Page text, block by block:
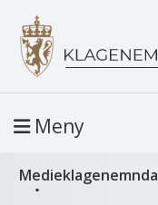
Meny
Medieklagenemnda